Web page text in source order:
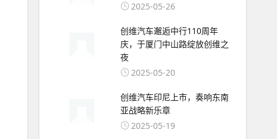
2025-05-26
创维汽车邂逅中行110周年
庆，于厦门中山路绽放创维之
夜
2025-05-20
创维汽车印尼上市，奏响东南
亚战略新乐章
2025-05-19